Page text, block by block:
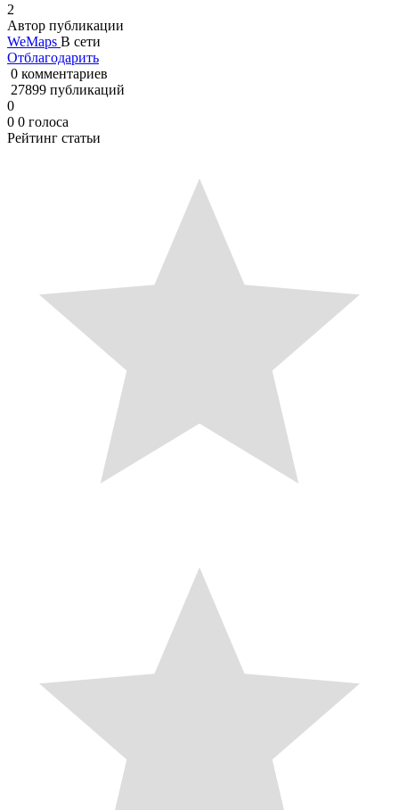
2
Автор публикации
WeMaps В сети
Отблагодарить
0 комментариев
27899 публикаций
0
0 0 голоса
Рейтинг статьи